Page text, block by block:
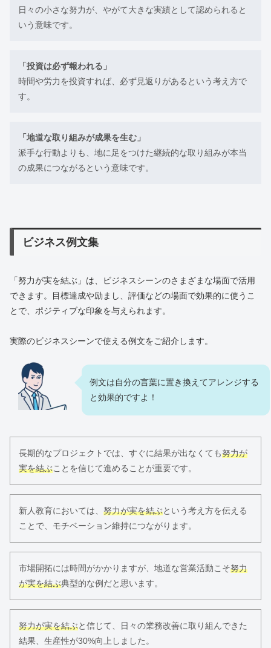
日々の小さな努力が、やがて大きな実績として認められると
いう意味です。
「投資は必ず報われる」
時間や労力を投資すれば、必ず見返りがあるという考え方で
す。
「地道な取り組みが成果を生む」
派手な行動よりも、地に足をつけた継続的な取り組みが本当
の成果につながるという意味です。
ビジネス例文集
「努力が実を結ぶ」は、ビジネスシーンのさまざまな場面で活用
できます。目標達成や励まし、評価などの場面で効果的に使うこ
とで、ポジティブな印象を与えられます。
実際のビジネスシーンで使える例文をご紹介します。
例文は自分の言葉に置き換えてアレンジする
と効果的ですよ！
長期的なプロジェクトでは、すぐに結果が出なくても努力が
実を結ぶことを信じて進めることが重要です。
新人教育においては、 努力が実を結ぶという考え方を伝える
ことで、モチベーション維持につながります。
市場開拓には時間がかかりますが、地道な営業活動こそ努力
が実を結ぶ典型的な例だと思います。
努力が実を結ぶと信じて、日々の業務改善に取り組んできた
結果、生産性が30%向上しました。